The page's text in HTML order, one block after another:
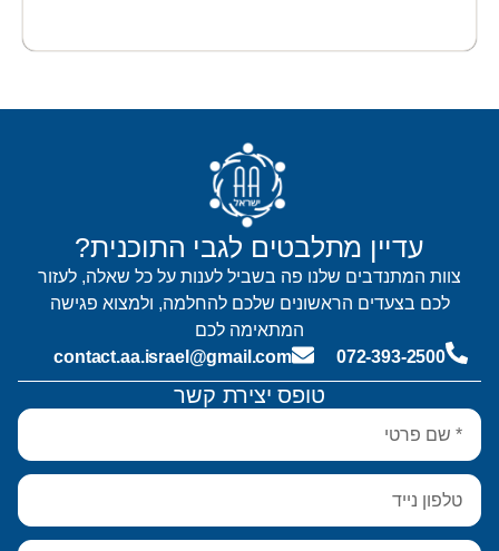
טופס יצירת קשר
עדיין מתלבטים לגבי התוכנית?
צוות המתנדבים שלנו פה בשביל לענות על כל שאלה, לעזור
לכם בצעדים הראשונים שלכם להחלמה, ולמצוא פגישה
המתאימה לכם
072-393-2500
contact.aa.israel@gmail.com